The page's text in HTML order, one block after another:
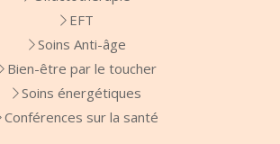
EFT
Soins Anti-âge
Bien-être par le toucher
Soins énergétiques
Conférences sur la santé